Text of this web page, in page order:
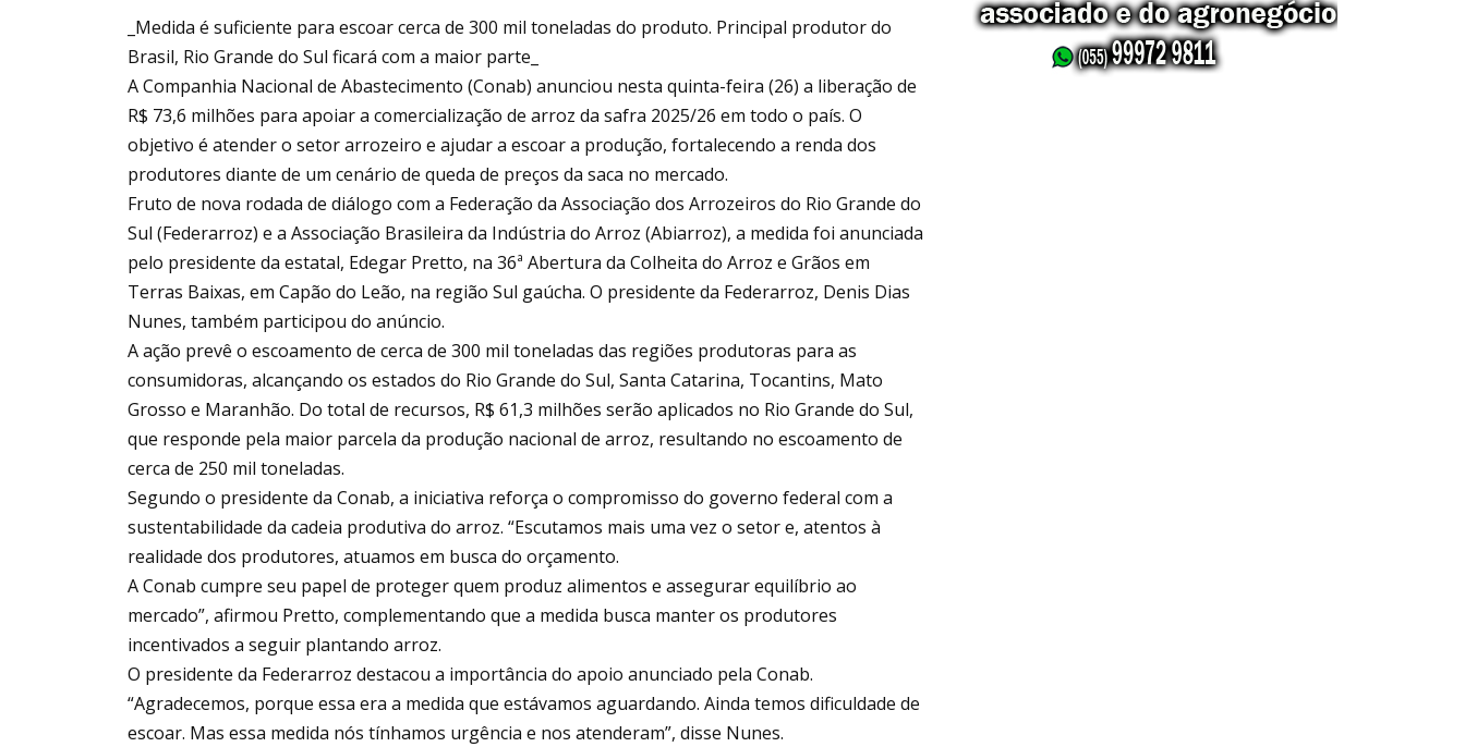
_Medida é suficiente para escoar cerca de 300 mil toneladas do produto. Principal produtor do
Brasil, Rio Grande do Sul ficará com a maior parte_
A Companhia Nacional de Abastecimento (Conab) anunciou nesta quinta-feira (26) a liberação de
R$ 73,6 milhões para apoiar a comercialização de arroz da safra 2025/26 em todo o país. O
objetivo é atender o setor arrozeiro e ajudar a escoar a produção, fortalecendo a renda dos
produtores diante de um cenário de queda de preços da saca no mercado.
Fruto de nova rodada de diálogo com a Federação da Associação dos Arrozeiros do Rio Grande do
Sul (Federarroz) e a Associação Brasileira da Indústria do Arroz (Abiarroz), a medida foi anunciada
pelo presidente da estatal, Edegar Pretto, na 36ª Abertura da Colheita do Arroz e Grãos em
Terras Baixas, em Capão do Leão, na região Sul gaúcha. O presidente da Federarroz, Denis Dias
Nunes, também participou do anúncio.
A ação prevê o escoamento de cerca de 300 mil toneladas das regiões produtoras para as
consumidoras, alcançando os estados do Rio Grande do Sul, Santa Catarina, Tocantins, Mato
Grosso e Maranhão. Do total de recursos, R$ 61,3 milhões serão aplicados no Rio Grande do Sul,
que responde pela maior parcela da produção nacional de arroz, resultando no escoamento de
cerca de 250 mil toneladas.
Segundo o presidente da Conab, a iniciativa reforça o compromisso do governo federal com a
sustentabilidade da cadeia produtiva do arroz. “Escutamos mais uma vez o setor e, atentos à
realidade dos produtores, atuamos em busca do orçamento.
A Conab cumpre seu papel de proteger quem produz alimentos e assegurar equilíbrio ao
mercado”, afirmou Pretto, complementando que a medida busca manter os produtores
incentivados a seguir plantando arroz.
O presidente da Federarroz destacou a importância do apoio anunciado pela Conab.
“Agradecemos, porque essa era a medida que estávamos aguardando. Ainda temos dificuldade de
escoar. Mas essa medida nós tínhamos urgência e nos atenderam”, disse Nunes.